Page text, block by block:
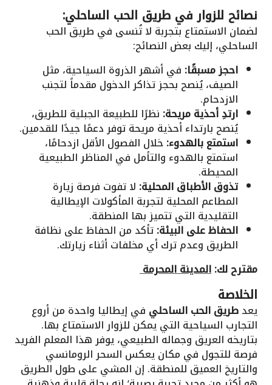
نصائح للزوار في طريق الحب الساحلي:
لضمان الاستمتاع بتجربة لا تُنسى في طريق الحب
الساحلي، إليك بعض النصائح:
احجز مسبقًا: في أشهر الذروة السياحية، مثل
الصيف، يُنصح بحجز تذاكر الدخول مقدماً لتجنب
الازدحام.
ارتدِ أحذية مريحة: نظرًا للطبيعة الجبلية للطريق،
يُنصح بارتداء أحذية مريحة توفر دعمًا جيدًا للقدمين.
استمتع بالهدوء: خلال الفصول الأقل ازدحامًا،
استمتع بالهدوء والتأمل في المناظر الطبيعية
المحيطة.
تذوق الأطباق المحلية: لا تفوت فرصة زيارة
المطاعم المحلية لتجربة المأكولات الإيطالية
التقليدية التي تتميز بها المنطقة.
الحفاظ على البيئة:تأكد من الحفاظ على نظافة
الطريق وعدم ترك أي مخلفات أثناء زيارتك.
مقترح لك:المدينة المحرمة
الخلاصة
يعدطريق الحب الساحلي في إيطاليا واحدة من أروع
التجارب السياحية التي يمكن للزوار الاستمتاع بها.
بتاريخه العريق وجماله الطبيعي، يوفر هذا المعلم الفريد
فرصة للتجول في مكان يعكس السحر الرومانسي
والتاريخ العميق للمنطقة. إن المشي على طول الطريق